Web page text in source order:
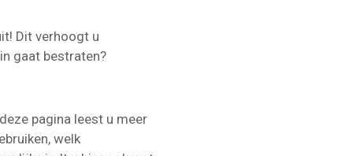
Dit verhoogt u
gaat bestraten?
pagina leest u meer
welk